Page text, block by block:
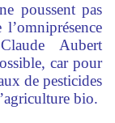
poussent pas
Aubert
car pour
de pesticides
bio.